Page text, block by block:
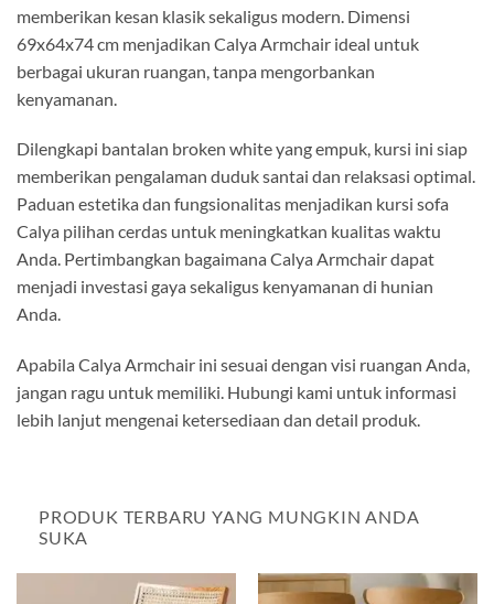
memberikan kesan klasik sekaligus modern. Dimensi
69x64x74 cm menjadikan Calya Armchair ideal untuk
berbagai ukuran ruangan, tanpa mengorbankan
kenyamanan.
Dilengkapi bantalan broken white yang empuk, kursi ini siap
memberikan pengalaman duduk santai dan relaksasi optimal.
Paduan estetika dan fungsionalitas menjadikan kursi sofa
Calya pilihan cerdas untuk meningkatkan kualitas waktu
Anda. Pertimbangkan bagaimana Calya Armchair dapat
menjadi investasi gaya sekaligus kenyamanan di hunian
Anda.
Apabila Calya Armchair ini sesuai dengan visi ruangan Anda,
jangan ragu untuk memiliki. Hubungi kami untuk informasi
lebih lanjut mengenai ketersediaan dan detail produk.
PRODUK TERBARU YANG MUNGKIN ANDA
SUKA